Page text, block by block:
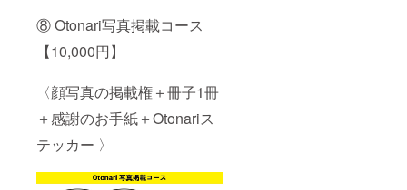
⑧ Otonari写真掲載コース
【10,000円】
〈顔写真の掲載権＋冊子1冊
＋感謝のお手紙＋Otonariス
テッカー 〉